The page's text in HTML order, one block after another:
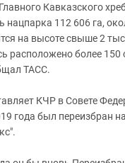
Кавказского
нацпарка 112 606 га,
на высоте свыше 2
расположено более 150
ТАСС.
КЧР в Совете
года был переизбран